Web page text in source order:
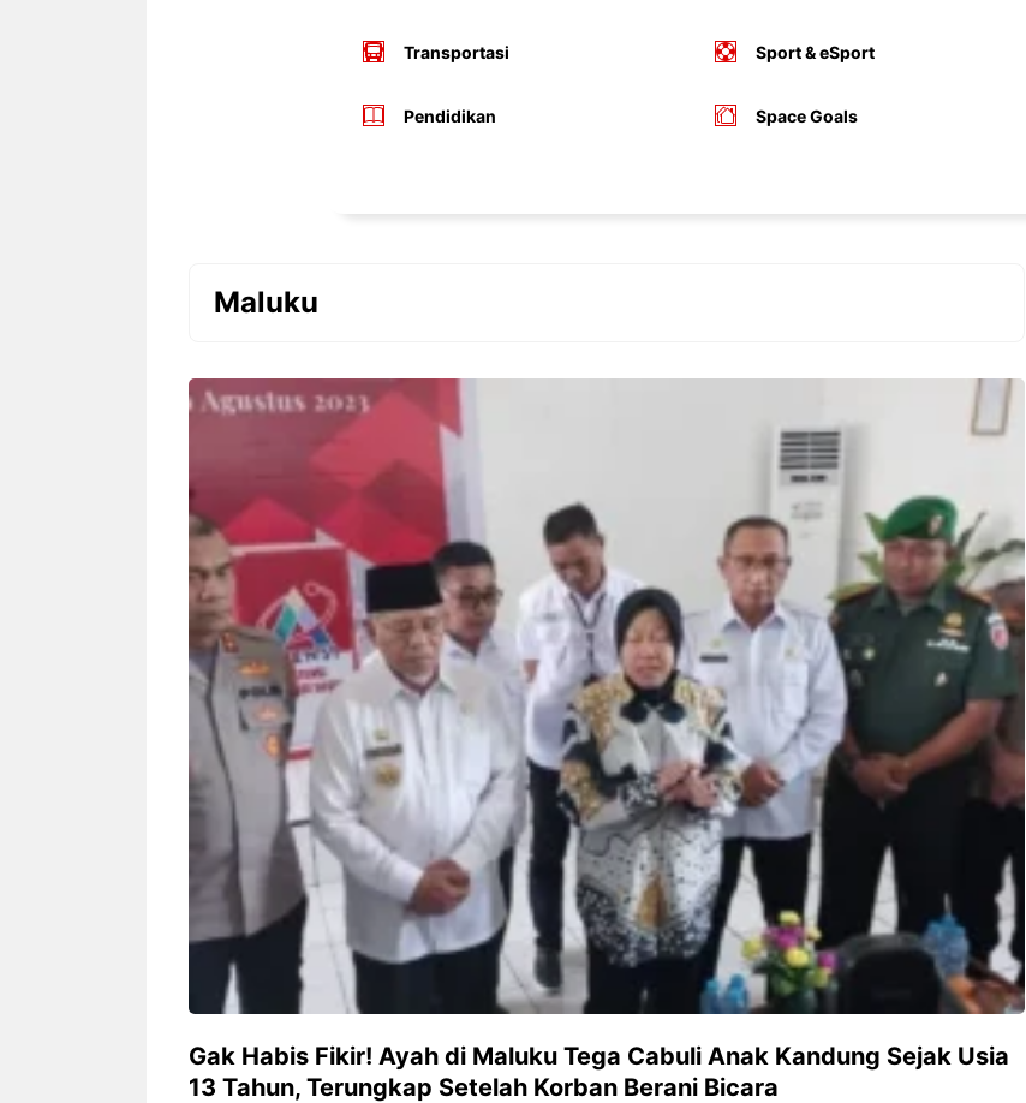
Transportasi
Pendidikan
Sport & eSport
Space Goals
Maluku
Gak Habis Fikir! Ayah di Maluku Tega Cabuli Anak Kandung Sejak Usia
13 Tahun, Terungkap Setelah Korban Berani Bicara
Siapa sangka, dua nama besar di
dunia hiburan, Nunung Srimulat
dan Vicky Prasetyo, kini merambah
dunia kuliner dengan membuka
Nunung Srimulat & Vicky
Prasetyo Buka Restoran
Ayam Panggang! Cuma Rp
Mami Bikin Nagih!
Bandung – Menyambut pergantian
tahun 2026, restoran all you can
eat Kakkoii All You Can Eat
Bandung menghadirkan
penawaran spesial ...
Sambut 2026, Kakkoii
Bandung Hadirkan Pesta All
You Can Eat Mulai Rp
Pernah gak sih kamu mulai
ngerjain sesuatu cuma buat iseng-
iseng, eh ternyata malah jadi
peluang bisnis yang
menguntungkan? Nah, itulah ...
Dari Iseng Jadi Cuan: Kisah
TUM_ATUL yang Ubah
Hampers Jadi Bisnis Kece